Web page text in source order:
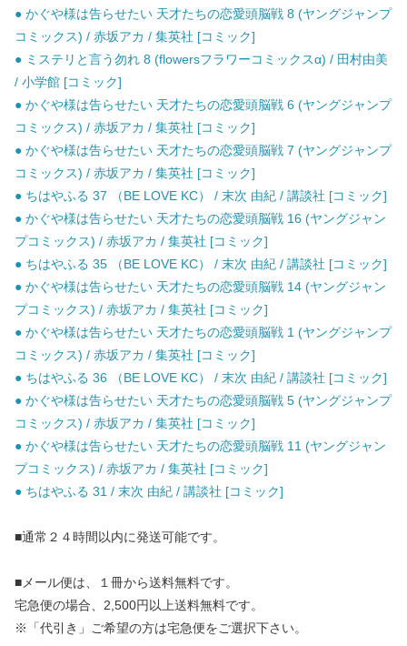
● かぐや様は告らせたい 天才たちの恋愛頭脳戦 8 (ヤングジャンプ
コミックス) / 赤坂アカ / 集英社 [コミック]
● ミステリと言う勿れ 8 (flowersフラワーコミックスα) / 田村由美
/ 小学館 [コミック]
● かぐや様は告らせたい 天才たちの恋愛頭脳戦 6 (ヤングジャンプ
コミックス) / 赤坂アカ / 集英社 [コミック]
● かぐや様は告らせたい 天才たちの恋愛頭脳戦 7 (ヤングジャンプ
コミックス) / 赤坂アカ / 集英社 [コミック]
● ちはやふる 37 （BE LOVE KC） / 末次 由紀 / 講談社 [コミック]
● かぐや様は告らせたい 天才たちの恋愛頭脳戦 16 (ヤングジャン
プコミックス) / 赤坂アカ / 集英社 [コミック]
● ちはやふる 35 （BE LOVE KC） / 末次 由紀 / 講談社 [コミック]
● かぐや様は告らせたい 天才たちの恋愛頭脳戦 14 (ヤングジャン
プコミックス) / 赤坂アカ / 集英社 [コミック]
● かぐや様は告らせたい 天才たちの恋愛頭脳戦 1 (ヤングジャンプ
コミックス) / 赤坂アカ / 集英社 [コミック]
● ちはやふる 36 （BE LOVE KC） / 末次 由紀 / 講談社 [コミック]
● かぐや様は告らせたい 天才たちの恋愛頭脳戦 5 (ヤングジャンプ
コミックス) / 赤坂アカ / 集英社 [コミック]
● かぐや様は告らせたい 天才たちの恋愛頭脳戦 11 (ヤングジャン
プコミックス) / 赤坂アカ / 集英社 [コミック]
● ちはやふる 31 / 末次 由紀 / 講談社 [コミック]
■通常２４時間以内に発送可能です。
■メール便は、１冊から送料無料です。
宅急便の場合、2,500円以上送料無料です。
※「代引き」ご希望の方は宅急便をご選択下さい。